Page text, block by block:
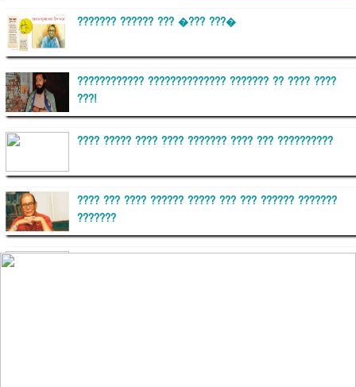
??????? ?????? ??? �??? ???�
???????????? ?????????????? ??????? ?? ???? ????
???!
???? ????? ???? ???? ??????? ???? ??? ??????????
???? ??? ???? ?????? ????? ??? ??? ?????? ???????
???????